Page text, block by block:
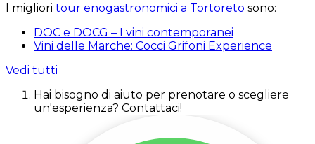
I migliori tour enogastronomici a Tortoreto sono:
DOC e DOCG – I vini contemporanei
Vini delle Marche: Cocci Grifoni Experience
Vedi tutti
Hai bisogno di aiuto per prenotare o scegliere
un'esperienza? Contattaci!